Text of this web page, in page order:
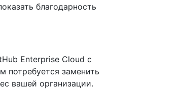
благодарность
Enterprise Cloud с
потребуется заменить
вашей организации.